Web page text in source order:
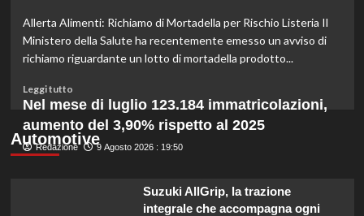
indispensabile
per
l’agricoltura
sostenibile.
Allerta Alimenti: Richiamo di Mortadella per Rischio Listeria Il
Ministero della Salute ha recentemente emesso un avviso di
richiamo riguardante un lotto di mortadella prodotto...
Leggi tuttoLeggi
di
su
Mortadella
Automotive
Nel mese di luglio 123.184 immatricolazioni,
aumento del 3,90% rispetto al 2025
Redazione 9 Agosto 2026 : 19:50
Suzuki AllGrip, la trazione
integrale che accompagna ogni